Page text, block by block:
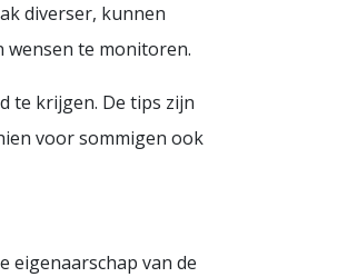
diverser, kunnen
wensen te monitoren.
te krijgen. De tips zijn
voor sommigen ook
eigenaarschap van de